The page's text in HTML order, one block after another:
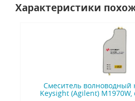
Характеристики
Смеситель волноводный
Keysight (Agilent) M1970W,